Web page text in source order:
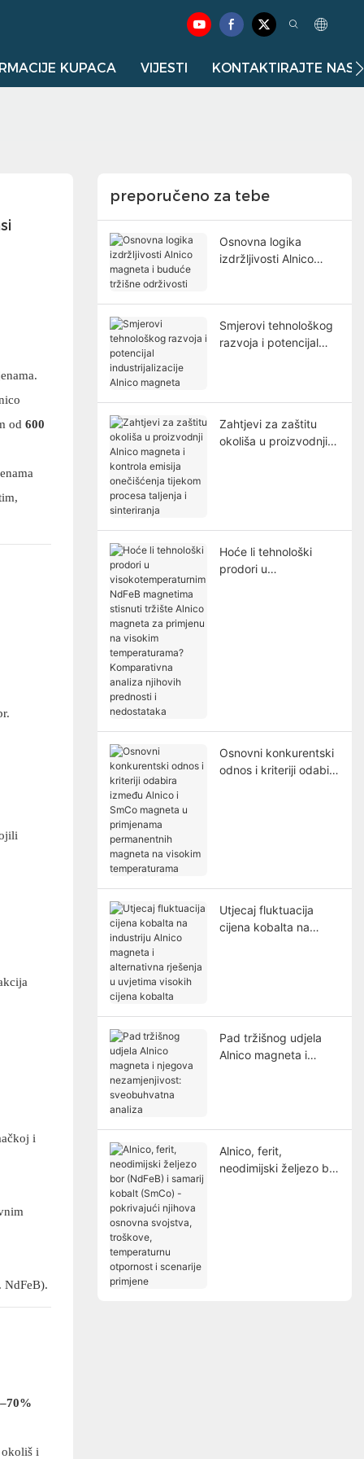
KUPACA VIJESTI KONTAKTIRAJTE NAS
od 600
i
NdFeB).
i
preporučeno za tebe
Osnovna logika
izdržljivosti Alnico
Smjerovi tehnološkog
razvoja i potencijal
Zahtjevi za zaštitu
okoliša u proizvodnji
Hoće li tehnološki
prodori u
Osnovni konkurentski
odnos i kriteriji odabira
Utjecaj fluktuacija
cijena kobalta na
Pad tržišnog udjela
Alnico magneta i
Alnico, ferit,
neodimijski željezo bor